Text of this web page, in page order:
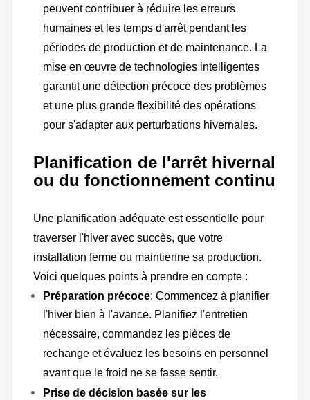
peuvent contribuer à réduire les erreurs
humaines et les temps d'arrêt pendant les
périodes de production et de maintenance. La
mise en œuvre de technologies intelligentes
garantit une détection précoce des problèmes
et une plus grande flexibilité des opérations
pour s'adapter aux perturbations hivernales.
Planification de l'arrêt hivernal
ou du fonctionnement continu
Une planification adéquate est essentielle pour
traverser l'hiver avec succès, que votre
installation ferme ou maintienne sa production.
Voici quelques points à prendre en compte :
Préparation précoce: Commencez à planifier
l'hiver bien à l'avance. Planifiez l'entretien
nécessaire, commandez les pièces de
rechange et évaluez les besoins en personnel
avant que le froid ne se fasse sentir.
Prise de décision basée sur les